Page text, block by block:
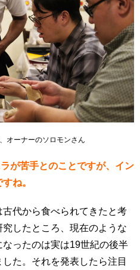
オーナーのソロモンさん
が苦手とのことですが、イン
ね。
代から食べられてきたと考
したところ、現在のような
ったのは実は19世紀の後半
た。それを発表したら注目